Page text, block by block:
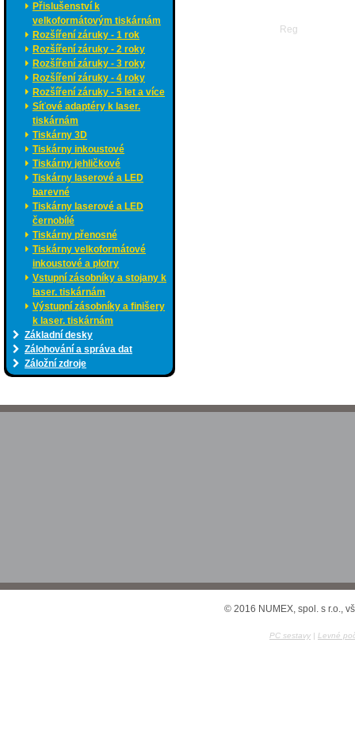
Přislušenství k
velkoformátovým tiskárnám
Rozšíření záruky - 1 rok
Rozšíření záruky - 2 roky
Rozšíření záruky - 3 roky
Rozšíření záruky - 4 roky
Rozšíření záruky - 5 let a více
Síťové adaptéry k laser.
tiskárnám
Tiskárny 3D
Tiskárny inkoustové
Tiskárny jehličkové
Tiskárny laserové a LED
barevné
Tiskárny laserové a LED
černobílé
Tiskárny přenosné
Tiskárny velkoformátové
inkoustové a plotry
Vstupní zásobníky a stojany k
laser. tiskárnám
Výstupní zásobníky a finišery
k laser. tiskárnám
Základní desky
Zálohování a správa dat
Záložní zdroje
© 2016 NUMEX, spol. s r.o.,
PC sestavy | Levné